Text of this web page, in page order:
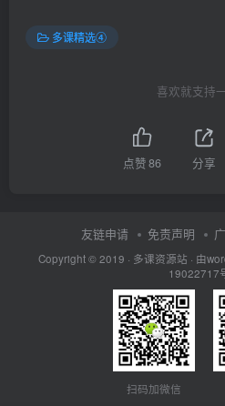
多课精选④
喜欢就支持
点赞86 分享
友链申请 免责声明
Copyright © 2019 · 多课资源站 · 由
19022717
扫码加微信